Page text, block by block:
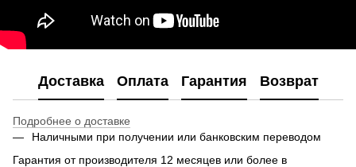
Доставка Оплата Гарантия Возврат
Подробнее о доставке
Наличными при получении или банковским переводом
Гарантия от производителя 12 месяцев или более в